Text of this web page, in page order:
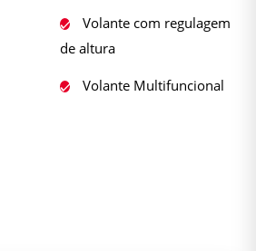
Volante com regulagem
de altura
Volante Multifuncional